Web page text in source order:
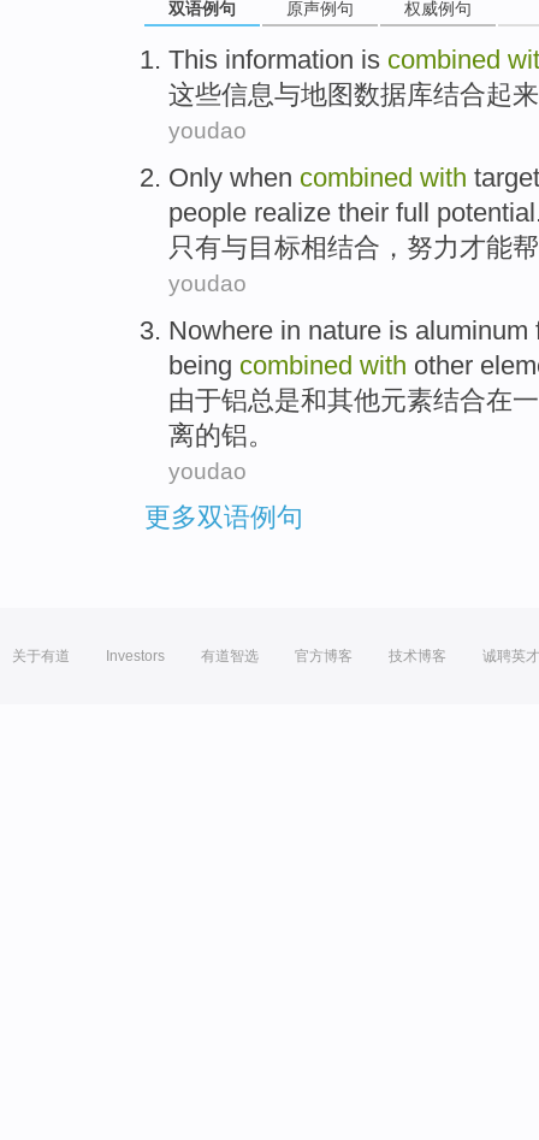
双语例句 原声例句 权威例句
This information is combined
这些信息与地图数据库结合起来
youdao
Only when combined with
people realize their full potential
只有与目标相结合 ， 努力才能
youdao
Nowhere in nature is aluminum
being combined with other
由于铝总是和其他元素结合在
离的铝。
youdao
更多双语例句
关于有道 Investors 有道智选 官方博客 技术博客 诚聘英才